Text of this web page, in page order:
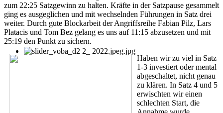
zum 22:25 Satzgewinn zu halten. Kräfte in der Satzpause gesammelt
ging es ausgeglichen und mit wechselnden Führungen in Satz drei
weiter. Durch gute Blockarbeit der Angriffsreihe Fabian Pilz, Lars
Platacis und Tom Bez gelang es uns auf 11:15 abzusetzen und mit
25:19 den Punkt zu sichern.
Haben wir zu viel in Satz
1-3 investiert oder mental
abgeschaltet, nicht genau
zu klären. In Satz 4 und 5
erwischten wir einen
schlechten Start, die